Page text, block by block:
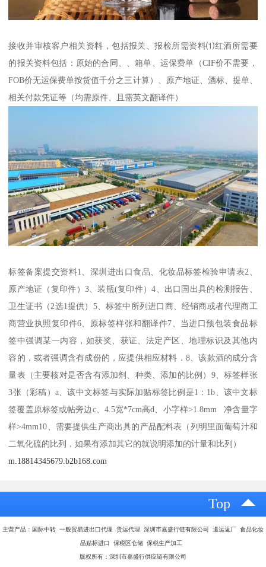
接收并审核客户相关资料，包括报关、报检所需资料⑴红酒所需要
的报关资料包括：原始的合同、、箱单、运保费单（CIF价不需要，
FOB价无运保费单按货值千分之三计算）、原产地证、酒标、提单、
相关付款凭证等（均需原件、且需英文翻译件）
标签备案提交资料1、深圳进出口食品、化妆品标签检验申请表2、
原产地证（复印件）3、装瓶(复印件）4、出口国出具的检测报告、
卫生证书（2选1提供）5、标签中所列进口商、经销商或者代理商工
商营业执照复印件6、原标签样张和翻译件7、当进口预包装食品标
签中强调某一内容，如获奖、获证、法定产区、地理标识及其他内
容的，或者强调含有成份的，应提供相应材料．8、该款酒的成分含
量表（主要核对是否含有添加剂、种类、添加的比例）9、标签样张
3张（彩稿）a、该中文标签与实际加贴标签比例是1：1b、该中文标
签覆盖原标签或帖旁边c、4.5宽*7cm高d、小字样>1.8mm 净含量字
样>4mm10、需要提供生产商出具的产品配料表（列明里面葡萄汁和
二氧化硫的比列，如果有添加其它的就说明添加的计量和比列）
m.18814345679.b2b168.com
Top
主营产品：国际中转 一般贸易进出口代理 货运代理 深圳市嘉盛行链有限公司 退运返厂 食品化妆
品贴标进口 保税区仓储 保税生产加工
版权所有：深圳市嘉盛行供应链有限公司